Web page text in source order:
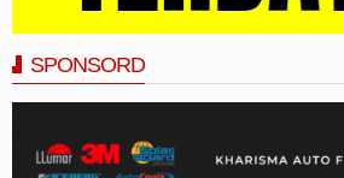
SPONSORD